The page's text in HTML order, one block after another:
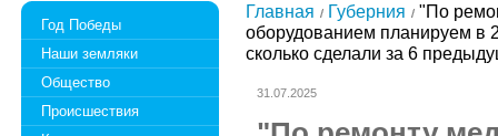
Год Победы
Наши земляки
Общество
Происшествия
Главная Губерния
"По
оборудованием планируем в
сколько сделали за 6
31.07.2025